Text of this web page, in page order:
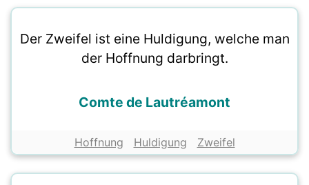
Der Zweifel ist eine Huldigung, welche man
der Hoffnung darbringt.
Comte de Lautréamont
Hoffnung Huldigung Zweifel